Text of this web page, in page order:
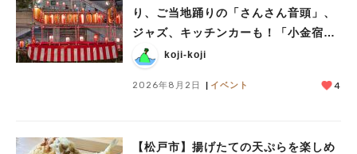
り、ご当地踊りの「さんさん音頭」、
ジャズ、キッチンカーも！「小金宿ま
つり」8/28-30開催！
koji-koji
2026年8月2日 イベント 4
【松戸市】揚げたての天ぷらを楽しめ